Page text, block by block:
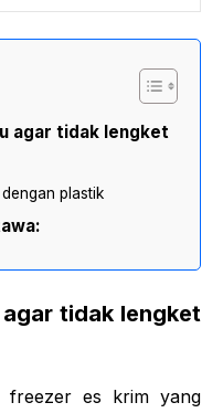
agar tidak lengket
plastik
tidak lengket
freezer es krim yang